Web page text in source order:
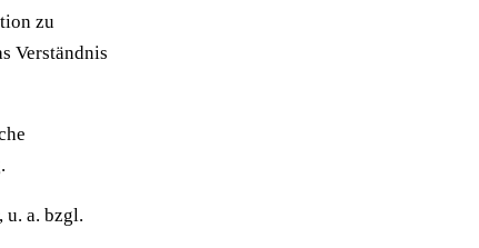
zu
Verständnis
u. a. bzgl.